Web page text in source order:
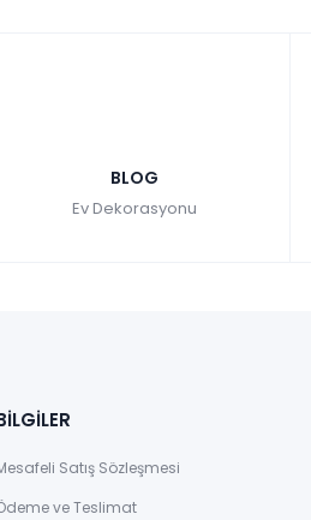
BLOG
Ev Dekorasyonu
Satış Sözleşmesi
ve Teslimat